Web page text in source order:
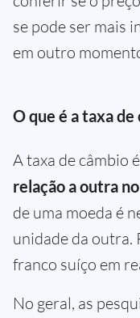
se pode ser mais
em outro
O que é a taxa
A taxa de câmbio é
relação a outra
de uma moeda é
unidade da outra.
franco suíço em
No geral, as